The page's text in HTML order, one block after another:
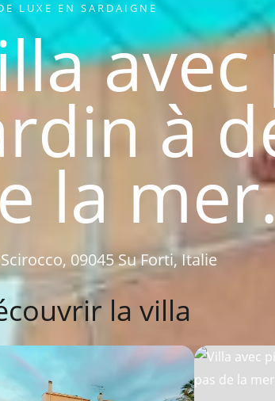
LUXE EN SARDAIGNE
à
la
09045 Su Forti, Italie
la villa